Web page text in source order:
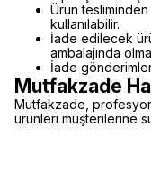
Ürün
kullanılabilir.
İade edilecek
ambalajında
İade
Mutfakzade
Mutfakzade,
ürünleri müşterilerine